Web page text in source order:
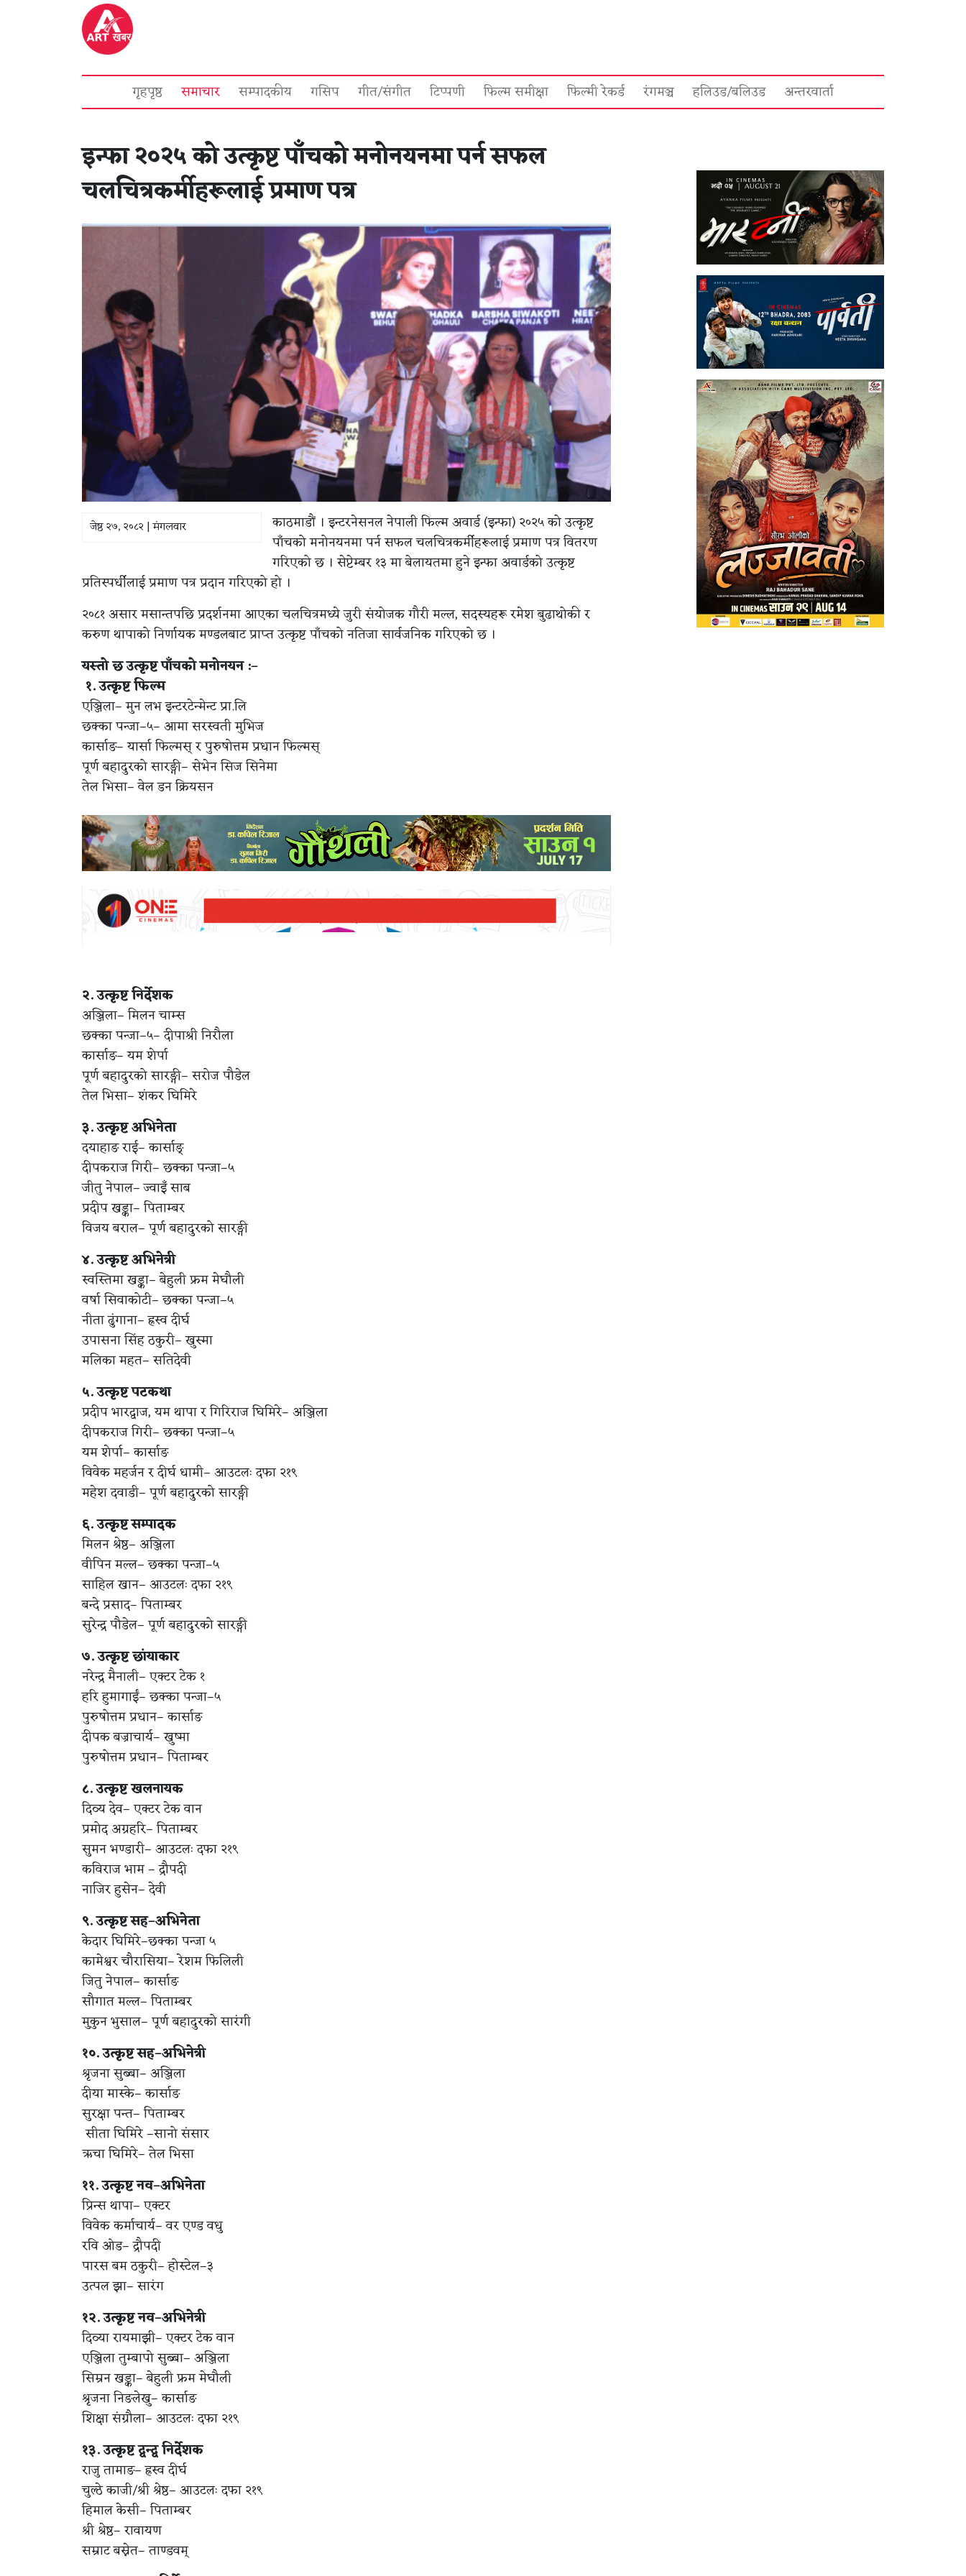
गृहपृष्ठ समाचार सम्पादकीय गसिप गीत/संगीत टिप्पणी फिल्म समीक्षा फिल्मी रेकर्ड रंगमञ्च हलिउड/बलिउड अन्तरवार्ता
इन्फा २०२५ को उत्कृष्ट पाँचको मनोनयनमा पर्न सफल
चलचित्रकर्मीहरूलाई प्रमाण पत्र
जेष्ठ २७, २०८२ | मंगलवार
काठमाडौं । इन्टरनेसनल नेपाली फिल्म अवार्ड (इन्फा) २०२५ को उत्कृष्ट
पाँचको मनोनयनमा पर्न सफल चलचित्रकर्मीहरूलाई प्रमाण पत्र वितरण
गरिएको छ । सेप्टेम्बर १३ मा बेलायतमा हुने इन्फा अवार्डको उत्कृष्ट
प्रतिस्पर्धीलाई प्रमाण पत्र प्रदान गरिएको हो ।
२०८१ असार मसान्तपछि प्रदर्शनमा आएका चलचित्रमध्ये जुरी संयोजक गौरी मल्ल, सदस्यहरू रमेश बुढाथोकी र
करुण थापाको निर्णायक मण्डलबाट प्राप्त उत्कृष्ट पाँचको नतिजा सार्वजनिक गरिएको छ ।
यस्तो छ उत्कृष्ट पाँचको मनोनयन :–
१. उत्कृष्ट फिल्म
एञ्जिला– मुन लभ इन्टरटेन्मेन्ट प्रा.लि
छक्का पन्जा–५– आमा सरस्वती मुभिज
कार्साङ– यार्सा फिल्मस् र पुरुषोत्तम प्रधान फिल्मस्
पूर्ण बहादुरको सारङ्गी– सेभेन सिज सिनेमा
तेल भिसा– वेल डन क्रियसन
२. उत्कृष्ट निर्देशक
अञ्जिला– मिलन चाम्स
छक्का पन्जा–५– दीपाश्री निरौला
कार्साङ– यम शेर्पा
पूर्ण बहादुरको सारङ्गी– सरोज पौडेल
तेल भिसा– शंकर घिमिरे
३. उत्कृष्ट अभिनेता
दयाहाङ राई– कार्साङ्
दीपकराज गिरी– छक्का पन्जा–५
जीतु नेपाल– ज्वाइँ साब
प्रदीप खड्का– पिताम्बर
विजय बराल– पूर्ण बहादुरको सारङ्गी
४. उत्कृष्ट अभिनेत्री
स्वस्तिमा खड्का– बेहुली फ्रम मेघौली
वर्षा सिवाकोटी– छक्का पन्जा–५
नीता ढुंगाना– ह्रस्व दीर्घ
उपासना सिंह ठकुरी– खुस्मा
मलिका महत– सतिदेवी
५. उत्कृष्ट पटकथा
प्रदीप भारद्वाज, यम थापा र गिरिराज घिमिरे– अञ्जिला
दीपकराज गिरी– छक्का पन्जा–५
यम शेर्पा– कार्साङ
विवेक महर्जन र दीर्घ धामी– आउटलः दफा २१९
महेश दवाडी– पूर्ण बहादुरको सारङ्गी
६. उत्कृष्ट सम्पादक
मिलन श्रेष्ठ– अञ्जिला
वीपिन मल्ल– छक्का पन्जा–५
साहिल खान– आउटलः दफा २१९
बन्दे प्रसाद– पिताम्बर
सुरेन्द्र पौडेल– पूर्ण बहादुरको सारङ्गी
७. उत्कृष्ट छांयाकार
नरेन्द्र मैनाली– एक्टर टेक १
हरि हुमागाईं– छक्का पन्जा–५
पुरुषोत्तम प्रधान– कार्साङ
दीपक बज्राचार्य– खुष्मा
पुरुषोत्तम प्रधान– पिताम्बर
८. उत्कृष्ट खलनायक
दिव्य देव– एक्टर टेक वान
प्रमोद अग्रहरि– पिताम्बर
सुमन भण्डारी– आउटलः दफा २१९
कविराज भाम – द्रौपदी
नाजिर हुसेन– देवी
९. उत्कृष्ट सह–अभिनेता
केदार घिमिरे–छक्का पन्जा ५
कामेश्वर चौरासिया– रेशम फिलिली
जितु नेपाल– कार्साङ
सौगात मल्ल– पिताम्बर
मुकुन भुसाल– पूर्ण बहादुरको सारंगी
१०. उत्कृष्ट सह–अभिनेत्री
श्रृजना सुब्बा– अञ्जिला
दीया मास्के– कार्साङ
सुरक्षा पन्त– पिताम्बर
सीता घिमिरे –सानो संसार
ऋचा घिमिरे– तेल भिसा
११. उत्कृष्ट नव–अभिनेता
प्रिन्स थापा– एक्टर
विवेक कर्माचार्य– वर एण्ड वधु
रवि ओड– द्रौपदी
पारस बम ठकुरी– होस्टेल–३
उत्पल झा– सारंग
१२. उत्कृष्ट नव–अभिनेत्री
दिव्या रायमाझी– एक्टर टेक वान
एञ्जिला तुम्बापो सुब्बा– अञ्जिला
सिम्रन खड्का– बेहुली फ्रम मेघौली
श्रृजना निङलेखु– कार्साङ
शिक्षा संग्रौला– आउटलः दफा २१९
१३. उत्कृष्ट द्वन्द्व निर्देशक
राजु तामाङ– ह्रस्व दीर्घ
चुल्ठे काजी/श्री श्रेष्ठ– आउटलः दफा २१९
हिमाल केसी– पिताम्बर
श्री श्रेष्ठ– रावायण
सम्राट बस्नेत– ताण्डवम्